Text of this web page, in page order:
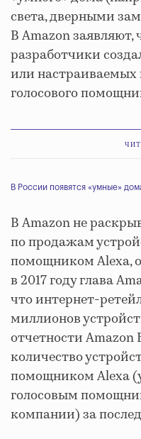
света, дверными
В Amazon заявляют,
разработчики
или настраиваемых
голосового
В России появятся «умные»
В Amazon не
по продажам
помощником Alexa,
в 2017 году глава
что интернет-
миллионов
отчетности Amazon
количество
помощником Alexa
голосовым
компании) за